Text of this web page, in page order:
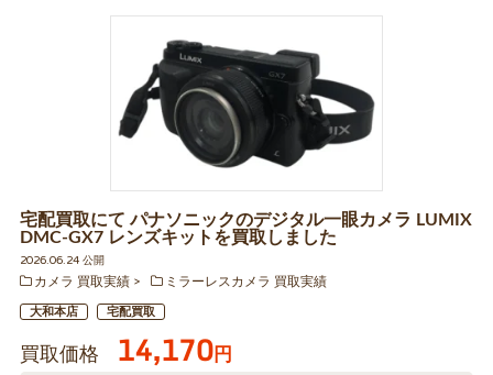
宅配買取にて パナソニックのデジタル一眼カメラ LUMIX
DMC-GX7 レンズキットを買取しました
2026.06.24 公開
カメラ 買取実績
ミラーレスカメラ 買取実績
大和本店 宅配買取
買取価格 14,170円